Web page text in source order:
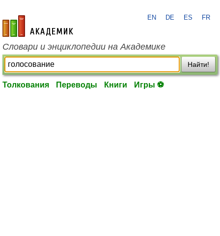
academic.ru
EN DE ES FR
Словари и энциклопедии на Академике
Найти!
Толкования Переводы Книги Игры ⚽